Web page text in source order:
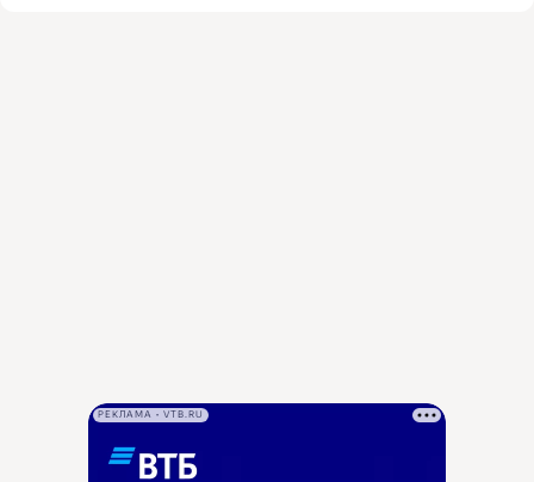
РЕКЛАМА • VTB.RU